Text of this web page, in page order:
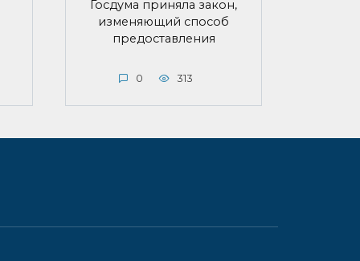
Госдума приняла закон,
изменяющий способ
предоставления
0 313